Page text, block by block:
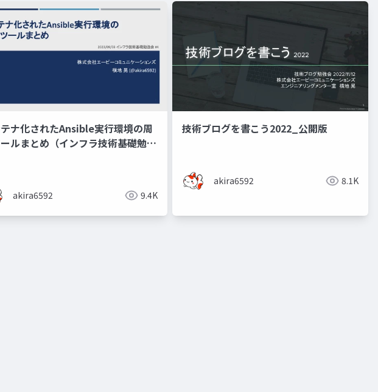
ナ化されたAnsible実行環境の周
ルまとめ（インフラ技術基礎勉強
akira6592 9.4K
技術ブログを書こう2022_公開版
akira6592 8.1K